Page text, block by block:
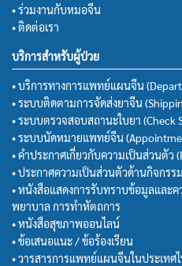
• ร่วมงานกับหมอจีน
• ติดต่อเรา
บริการสำหรับผู้ป่วย
• บริการทางการแพทย์แผนจีน
• ระบบติดตามการจัดส่งยาจีน
• ระบบตรวจสอบสถานะใบยา (Check
• ระบบนัดหมายแพทย์จีน
• คำประกาศเกี่ยวกับความเป็นส่วนตัว
• ประกาศความเป็นส่วนตัวด้านกิจกรร
• หนังสือแสดงการรับทราบข้อมูลและ
พยาบาล การทำหัตถการ
• หนังสือสุขภาพออนไลน์
• ข้อเสนอแนะ / ข้อร้องเรียน
• วารสารการแพทย์แผนจีนในประเทศ